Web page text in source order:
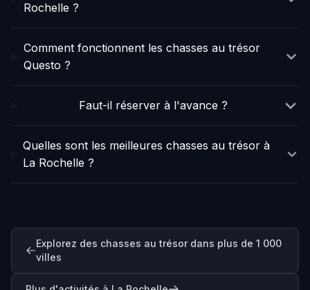
Rochelle ?
Comment fonctionnent les chasses au trésor
Questo ?
Faut-il réserver à l'avance ?
Quelles sont les meilleures chasses au trésor à
La Rochelle ?
Explorez des chasses au trésor dans plus de 1 000
villes